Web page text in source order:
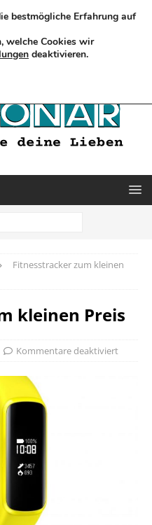
Fitnesstracker zum kleinen
kleinen Preis
Kommentare deaktiviert
bestmögliche Erfahrung auf
welche Cookies wir
deaktivieren.